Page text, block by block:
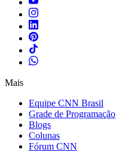
Mais
Equipe CNN Brasil
Grade de Programação
Blogs
Colunas
Fórum CNN